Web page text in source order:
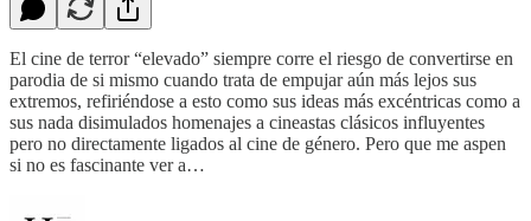
El cine de terror “elevado” siempre corre el riesgo de convertirse en
parodia de si mismo cuando trata de empujar aún más lejos sus
extremos, refiriéndose a esto como sus ideas más excéntricas como a
sus nada disimulados homenajes a cineastas clásicos influyentes
pero no directamente ligados al cine de género. Pero que me aspen
si no es fascinante ver a…